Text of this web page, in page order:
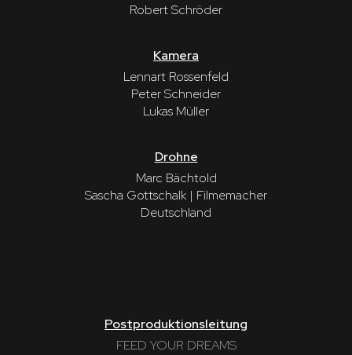
Robert Schröder
Kamera
Lennart Rossenfeld
Peter Schneider
Lukas Müller
Drohne
Marc Bächtold
Sascha Gottschalk | Filmemacher
Deutschland
Postproduktionsleitung
FEED YOUR DREAMS